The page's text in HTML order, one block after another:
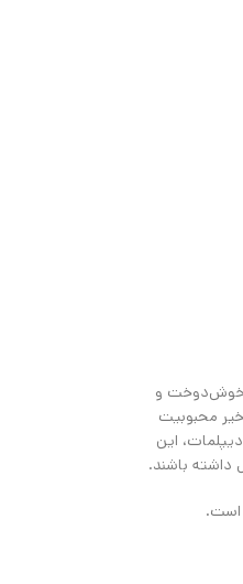
خوش‌دوخت و
محبوبیت
این
داشته باشند.
است.